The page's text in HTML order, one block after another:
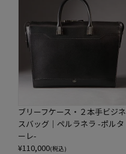
ブリーフケース・２本手ビジネ
スバッグ｜ペルラネラ -ポルタ
ーレ-
¥110,000(税込)